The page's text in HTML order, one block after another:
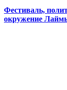
Фестиваль,
окружение